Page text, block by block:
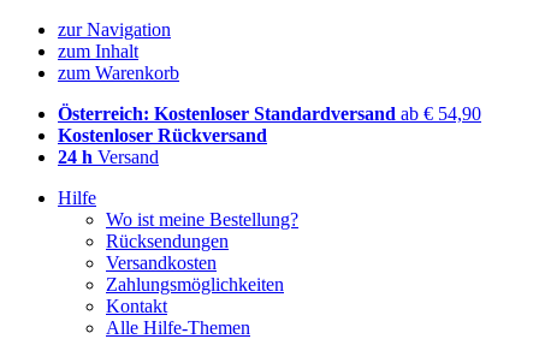
zur Navigation
zum Inhalt
zum Warenkorb
Österreich: Kostenloser Standardversand ab € 54,90
Kostenloser Rückversand
24 h Versand
Hilfe
Wo ist meine Bestellung?
Rücksendungen
Versandkosten
Zahlungsmöglichkeiten
Kontakt
Alle Hilfe-Themen